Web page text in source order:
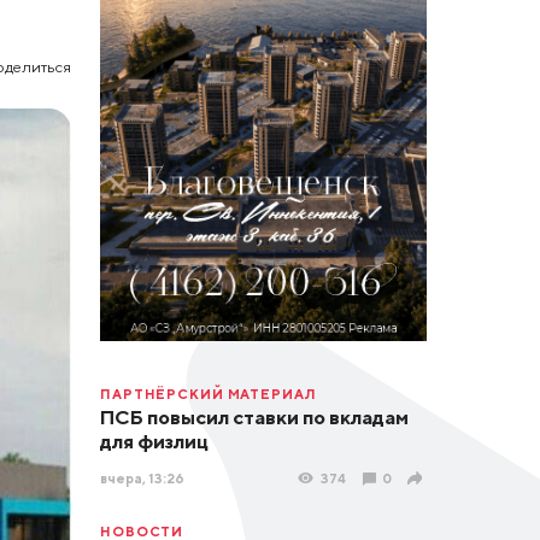
ПАРТНЁРСКИЙ МАТЕРИАЛ
ПСБ повысил ставки по вкладам
для физлиц
вчера, 13:26 374 0
НОВОСТИ